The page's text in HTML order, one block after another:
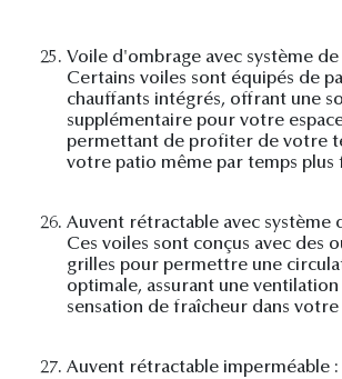
25. Voile d'ombrage avec système de
Certains voiles sont équipés de
chauffants intégrés, offrant une
supplémentaire pour votre
permettant de profiter de votre
votre patio même par temps plus
26. Auvent rétractable avec système
Ces voiles sont conçus avec des
grilles pour permettre une
optimale, assurant une
sensation de fraîcheur dans
27. Auvent rétractable imperméable